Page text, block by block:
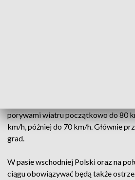
porywami wiatru początkowo do 80
km/h, później do 70 km/h. Głównie
grad.
W pasie wschodniej Polski oraz na
ciągu obowiązywać będą także